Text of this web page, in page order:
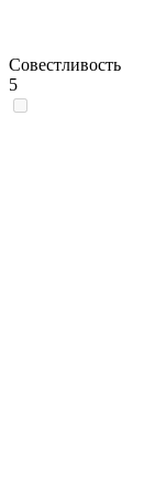
Совестливость
5